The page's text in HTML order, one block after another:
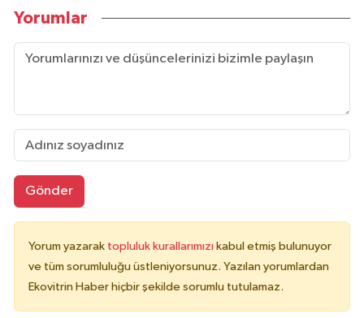
Yorumlar
Gönder
Yorum yazarak topluluk kurallarımızı kabul etmiş bulunuyor
ve tüm sorumluluğu üstleniyorsunuz. Yazılan yorumlardan
Ekovitrin Haber hiçbir şekilde sorumlu tutulamaz.